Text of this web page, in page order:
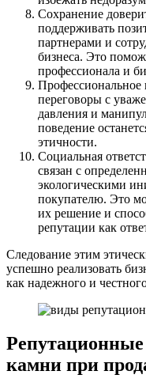
Сохранение
поддерживать
партнерами и
бизнеса. Это
профессионала и
Профессиональное
переговоры с
давления и
поведение
этичности.
Социальная
связан с
экологическими
покупателю. Это
их решение и
репутации как
Следование этим
успешно реализовать
как надежного и
камни при